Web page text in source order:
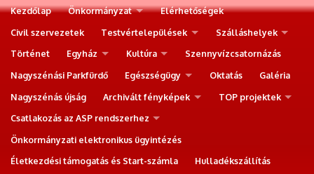
Kezdőlap Önkormányzat
Elérhetőségek
Civil szervezetek
Testvértelepülések
Szálláshelyek
Történet
Egyház Kultúra
Szennyvízcsatornázás
Nagyszénási Parkfürdő
Egészségügy Oktatás
Galéria
Nagyszénás újság
Archivált fényképek
TOP projektek
Csatlakozás az ASP rendszerhez
Önkormányzati elektronikus ügyintézés
Életkezdési támogatás és Start-számla
Hulladékszállítás